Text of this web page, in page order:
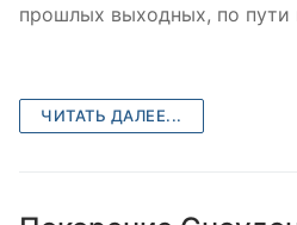
прошлых выходных, по пути
ЧИТАТЬ ДАЛЕЕ...